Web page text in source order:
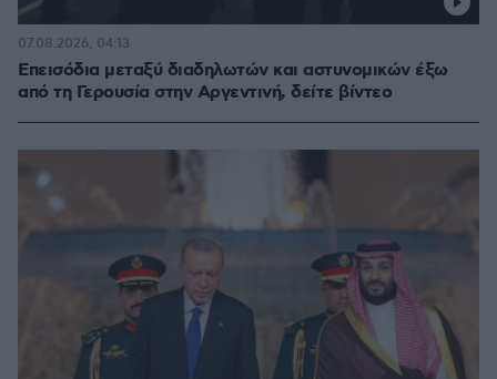
Επεισόδια μεταξύ διαδηλωτών και αστυνομικών έξω
από τη Γερουσία στην Αργεντινή, δείτε βίντεο
07.08.2026, 04:13